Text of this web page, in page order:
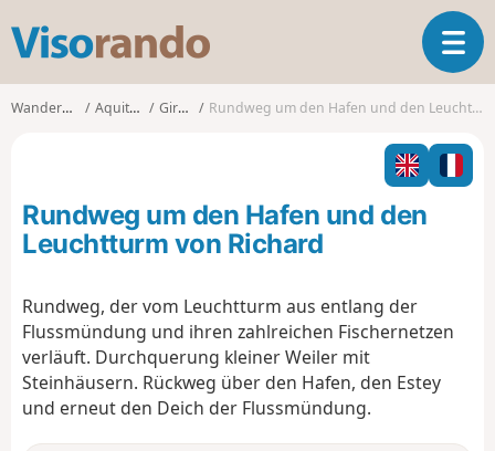
s
o
o
T
o
g
l
n
t
Wanderungen Aquitanien Gironde Rundweg um den Hafen und den Leuchtturm von Richard
Rundweg um den Hafen und den
Leuchtturm von Richard
Rundweg, der vom Leuchtturm aus entlang der
Flussmündung und ihren zahlreichen Fischernetzen
verläuft. Durchquerung kleiner Weiler mit
Steinhäusern. Rückweg über den Hafen, den Estey
und erneut den Deich der Flussmündung.